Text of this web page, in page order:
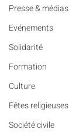
Presse & médias
Evénements
Solidarité
Formation
Culture
Fêtes religieuses
Société civile